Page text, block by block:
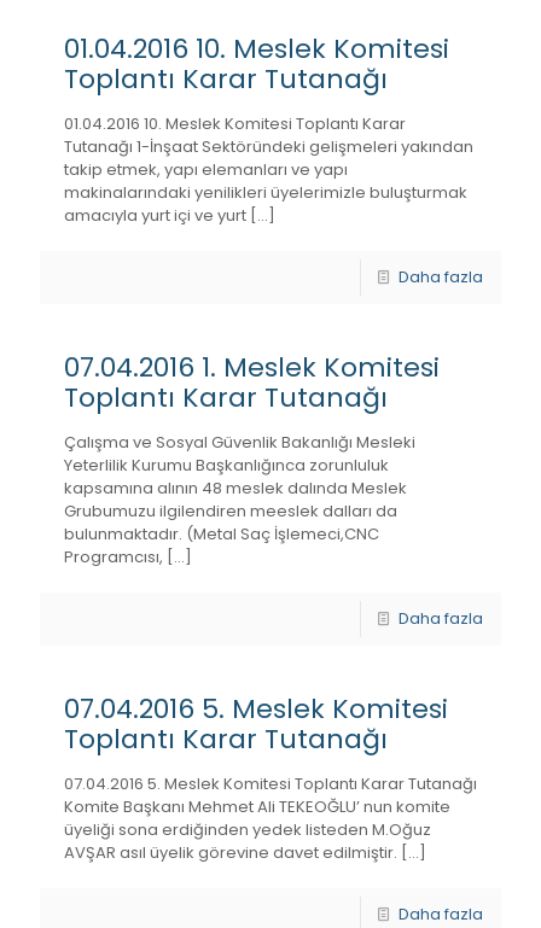
01.04.2016 10. Meslek Komitesi
Toplantı Karar Tutanağı
01.04.2016 10. Meslek Komitesi Toplantı Karar
Tutanağı 1-İnşaat Sektöründeki gelişmeleri yakından
takip etmek, yapı elemanları ve yapı
makinalarındaki yenilikleri üyelerimizle buluşturmak
amacıyla yurt içi ve yurt […]
Daha fazla
07.04.2016 1. Meslek Komitesi
Toplantı Karar Tutanağı
Çalışma ve Sosyal Güvenlik Bakanlığı Mesleki
Yeterlilik Kurumu Başkanlığınca zorunluluk
kapsamına alının 48 meslek dalında Meslek
Grubumuzu ilgilendiren meeslek dalları da
bulunmaktadır. (Metal Saç İşlemeci,CNC
Programcısı, […]
Daha fazla
07.04.2016 5. Meslek Komitesi
Toplantı Karar Tutanağı
07.04.2016 5. Meslek Komitesi Toplantı Karar Tutanağı
Komite Başkanı Mehmet Ali TEKEOĞLU’ nun komite
üyeliği sona erdiğinden yedek listeden M.Oğuz
AVŞAR asıl üyelik görevine davet edilmiştir. […]
Daha fazla